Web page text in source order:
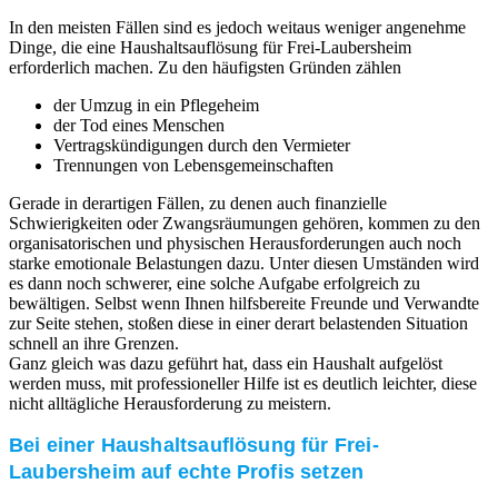
In den meisten Fällen sind es jedoch weitaus weniger angenehme
Dinge, die eine Haushaltsauflösung für Frei-Laubersheim
erforderlich machen. Zu den häufigsten Gründen zählen
der Umzug in ein Pflegeheim
der Tod eines Menschen
Vertragskündigungen durch den Vermieter
Trennungen von Lebensgemeinschaften
Gerade in derartigen Fällen, zu denen auch finanzielle
Schwierigkeiten oder Zwangsräumungen gehören, kommen zu den
organisatorischen und physischen Herausforderungen auch noch
starke emotionale Belastungen dazu. Unter diesen Umständen wird
es dann noch schwerer, eine solche Aufgabe erfolgreich zu
bewältigen. Selbst wenn Ihnen hilfsbereite Freunde und Verwandte
zur Seite stehen, stoßen diese in einer derart belastenden Situation
schnell an ihre Grenzen.
Ganz gleich was dazu geführt hat, dass ein Haushalt aufgelöst
werden muss, mit professioneller Hilfe ist es deutlich leichter, diese
nicht alltägliche Herausforderung zu meistern.
Bei einer Haushaltsauflösung für Frei-
Laubersheim auf echte Profis setzen